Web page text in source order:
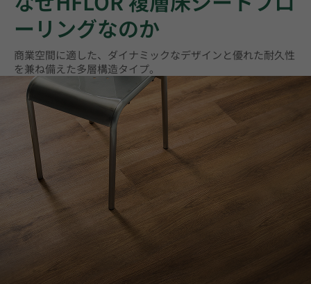
ーリングなのか
商業空間に適した、ダイナミックなデザインと優れた耐久性
を兼ね備えた多層構造タイプ。